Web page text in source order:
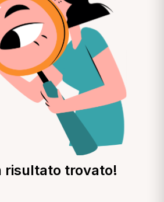
risultato trovato!